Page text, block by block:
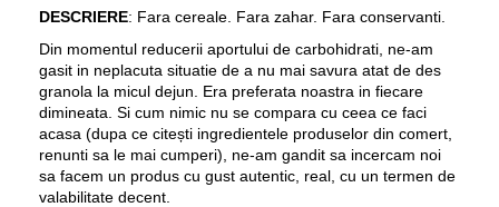
DESCRIERE: Fara cereale. Fara zahar. Fara conservanti.
Din momentul reducerii aportului de carbohidrati, ne-am
gasit in neplacuta situatie de a nu mai savura atat de des
granola la micul dejun. Era preferata noastra in fiecare
dimineata. Si cum nimic nu se compara cu ceea ce faci
acasa (dupa ce citești ingredientele produselor din comert,
renunti sa le mai cumperi), ne-am gandit sa incercam noi
sa facem un produs cu gust autentic, real, cu un termen de
valabilitate decent.